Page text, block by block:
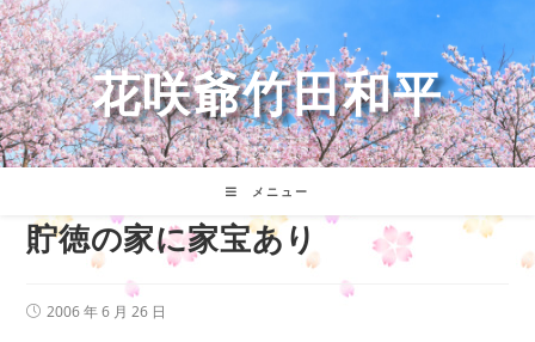
コ
ン
テ
ン
ツ
へ
ス
花咲爺竹田和平
メニュー
貯徳の家に家宝あり
投 2006 年 6 月 26 日